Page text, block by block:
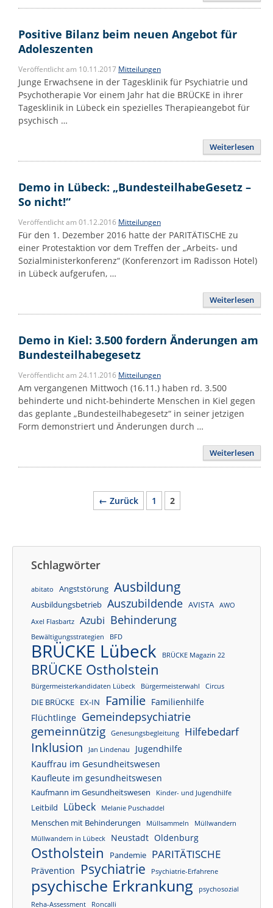
Positive Bilanz beim neuen Angebot für
Adoleszenten
Veröffentlicht am 10.11.2017 Mitteilungen
Junge Erwachsene in der Tagesklinik für Psychiatrie und
Psychotherapie Vor einem Jahr hat die BRÜCKE in ihrer
Tagesklinik in Lübeck ein spezielles Therapieangebot für
psychisch …
Weiterlesen
Demo in Lübeck: „BundesteilhabeGesetz –
So nicht!“
Veröffentlicht am 01.12.2016 Mitteilungen
Für den 1. Dezember 2016 hatte der PARITÄTISCHE zu
einer Protestaktion vor dem Treffen der „Arbeits- und
Sozialministerkonferenz“ (Konferenzort im Radisson Hotel)
in Lübeck aufgerufen, …
Weiterlesen
Demo in Kiel: 3.500 fordern Änderungen am
Bundesteilhabegesetz
Veröffentlicht am 24.11.2016 Mitteilungen
Am vergangenen Mittwoch (16.11.) haben rd. 3.500
behinderte und nicht-behinderte Menschen in Kiel gegen
das geplante „Bundesteilhabegesetz“ in seiner jetzigen
Form demonstriert und Änderungen durch …
Weiterlesen
← Zurück Seite
1 Seite
2
Schlagwörter
abitato Angststörung Ausbildung
Ausbildungsbetrieb Auszubildende AVISTA
AWO
Axel Flasbartz
Azubi Behinderung
Bewältigungsstrategien BFD
BRÜCKE Lübeck BRÜCKE Magazin 22
BRÜCKE Ostholstein
Bürgermeisterkandidaten Lübeck Bürgermeisterwahl Circus
DIE BRÜCKE EX-IN Familie Familienhilfe
Flüchtlinge Gemeindepsychiatrie
gemeinnützig Genesungsbegleitung Hilfebedarf
Inklusion Jan Lindenau
Jugendhilfe
Kauffrau im Gesundheitswesen
Kaufleute im gesundheitswesen
Kaufmann im Gesundheitswesen Kinder- und Jugendhilfe
Leitbild Lübeck Melanie Puschaddel
Menschen mit Behinderungen Müllsammeln
Müllwandern
Müllwandern in Lübeck
Neustadt Oldenburg
Ostholstein Pandemie PARITÄTISCHE
Prävention Psychiatrie Psychiatrie-Erfahrene
psychische Erkrankung
psychosozial
Reha-Assessment
Roncalli